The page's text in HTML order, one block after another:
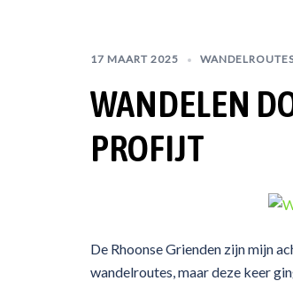
17 MAART 2025
WANDELEN
PROFIJT
De Rhoonse Grienden zijn mijn
wandelroutes, maar deze keer